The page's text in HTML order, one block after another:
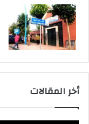
أخر المقالات